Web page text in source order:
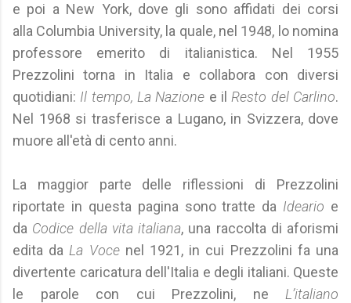
e poi a New York, dove gli sono affidati dei corsi
alla Columbia University, la quale, nel 1948, lo nomina
professore emerito di italianistica. Nel 1955
Prezzolini torna in Italia e collabora con diversi
quotidiani: Il tempo, La Nazione e il Resto del Carlino.
Nel 1968 si trasferisce a Lugano, in Svizzera, dove
muore all'età di cento anni.
La maggior parte delle riflessioni di Prezzolini
riportate in questa pagina sono tratte da Ideario e
da Codice della vita italiana, una raccolta di aforismi
edita da La Vocenel 1921, in cui Prezzolini fa una
divertente caricatura dell'Italia e degli italiani. Queste
le parole con cui Prezzolini, ne L’italiano